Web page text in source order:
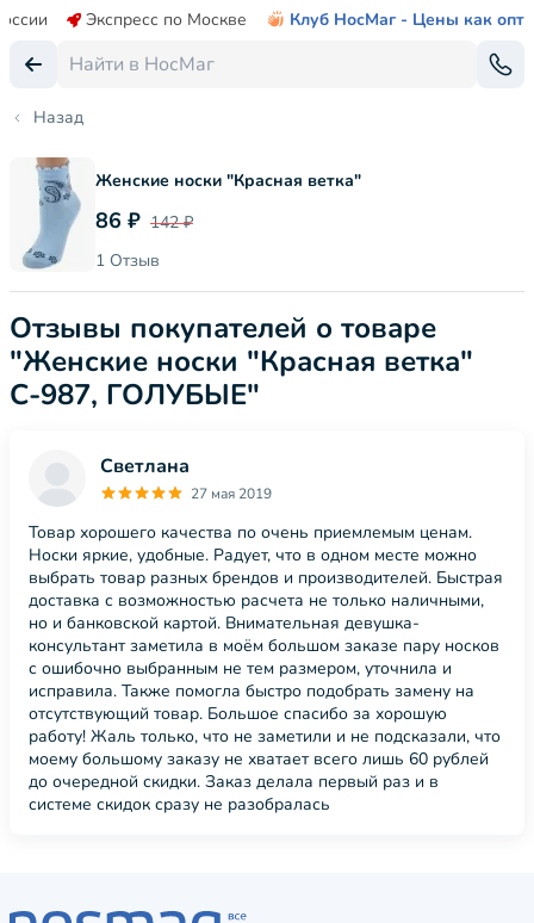
Экспресс по Москве Клуб НосМаг - Цены как опт
Назад
Женские носки "Красная ветка"
86 ₽ 142 ₽
1 Отзыв
Отзывы покупателей о товаре
"Женские носки "Красная ветка"
С-987, ГОЛУБЫЕ"
Светлана
27 мая 2019
Товар хорошего качества по очень приемлемым ценам.
Носки яркие, удобные. Радует, что в одном месте можно
выбрать товар разных брендов и производителей. Быстрая
доставка с возможностью расчета не только наличными,
но и банковской картой. Внимательная девушка-
консультант заметила в моём большом заказе пару носков
с ошибочно выбранным не тем размером, уточнила и
исправила. Также помогла быстро подобрать замену на
отсутствующий товар. Большое спасибо за хорошую
работу! Жаль только, что не заметили и не подсказали, что
моему большому заказу не хватает всего лишь 60 рублей
до очередной скидки. Заказ делала первый раз и в
системе скидок сразу не разобралась